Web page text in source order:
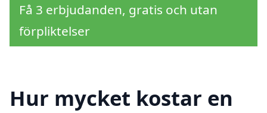
Få 3 erbjudanden, gratis och utan
förpliktelser
Hur mycket kostar en